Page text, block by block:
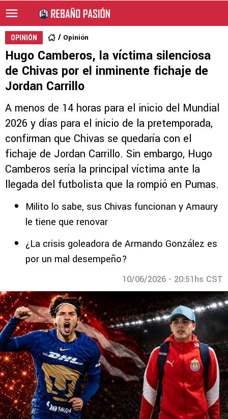
OPINIÓN Opinión
Hugo Camberos, la víctima silenciosa
de Chivas por el inminente fichaje de
Jordan Carrillo
A menos de 14 horas para el inicio del Mundial
2026 y días para el inicio de la pretemporada,
confirman que Chivas se quedaría con el
fichaje de Jordan Carrillo. Sin embargo, Hugo
Camberos sería la principal víctima ante la
llegada del futbolista que la rompió en Pumas.
Milito lo sabe, sus Chivas funcionan y Amaury
le tiene que renovar
¿La crisis goleadora de Armando González es
por un mal desempeño?
10/06/2026 - 20:51hs CST